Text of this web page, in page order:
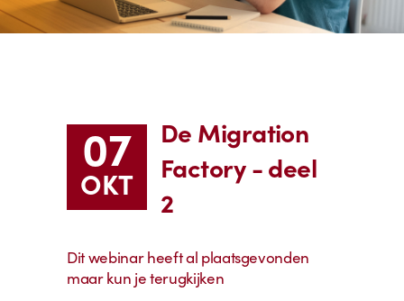
07
OKT
De Migration
Factory - deel
2
Dit webinar heeft al plaatsgevonden
maar kun je terugkijken